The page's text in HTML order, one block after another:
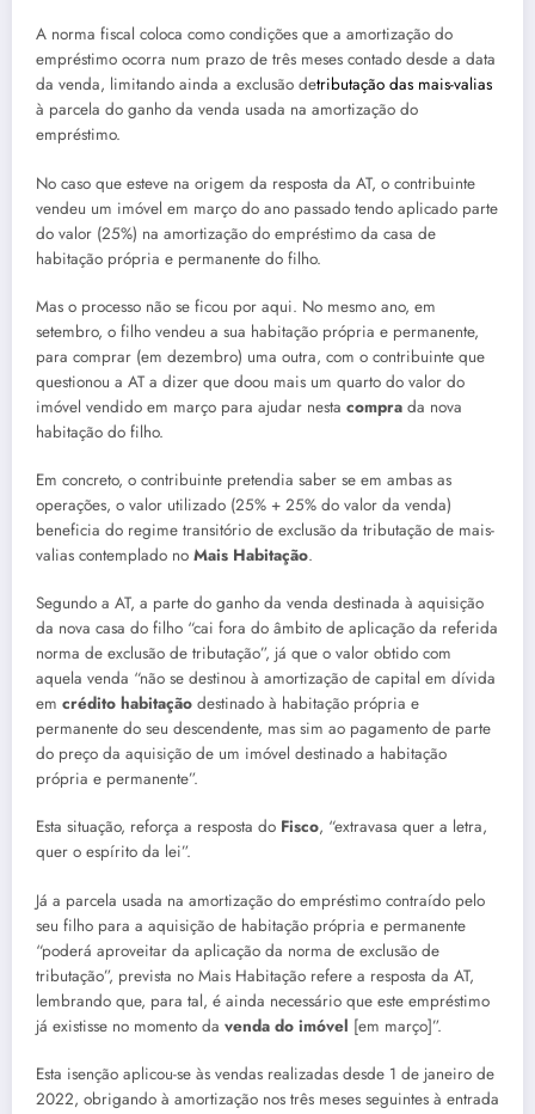
A norma fiscal coloca como condições que a amortização do
empréstimo ocorra num prazo de três meses contado desde a data
da venda, limitando ainda a exclusão detributação das mais-valias
à parcela do ganho da venda usada na amortização do
empréstimo.
No caso que esteve na origem da resposta da AT, o contribuinte
vendeu um imóvel em março do ano passado tendo aplicado parte
do valor (25%) na amortização do empréstimo da casa de
habitação própria e permanente do filho.
Mas o processo não se ficou por aqui. No mesmo ano, em
setembro, o filho vendeu a sua habitação própria e permanente,
para comprar (em dezembro) uma outra, com o contribuinte que
questionou a AT a dizer que doou mais um quarto do valor do
imóvel vendido em março para ajudar nesta compra da nova
habitação do filho.
Em concreto, o contribuinte pretendia saber se em ambas as
operações, o valor utilizado (25% + 25% do valor da venda)
beneficia do regime transitório de exclusão da tributação de mais-
valias contemplado no Mais Habitação.
Segundo a AT, a parte do ganho da venda destinada à aquisição
da nova casa do filho “cai fora do âmbito de aplicação da referida
norma de exclusão de tributação”, já que o valor obtido com
aquela venda “não se destinou à amortização de capital em dívida
em crédito habitação destinado à habitação própria e
permanente do seu descendente, mas sim ao pagamento de parte
do preço da aquisição de um imóvel destinado a habitação
própria e permanente”.
Esta situação, reforça a resposta do Fisco, “extravasa quer a letra,
quer o espírito da lei”.
Já a parcela usada na amortização do empréstimo contraído pelo
seu filho para a aquisição de habitação própria e permanente
“poderá aproveitar da aplicação da norma de exclusão de
tributação”, prevista no Mais Habitação refere a resposta da AT,
lembrando que, para tal, é ainda necessário que este empréstimo
já existisse no momento da venda do imóvel [em março]”.
Esta isenção aplicou-se às vendas realizadas desde 1 de janeiro de
2022, obrigando à amortização nos três meses seguintes à entrada